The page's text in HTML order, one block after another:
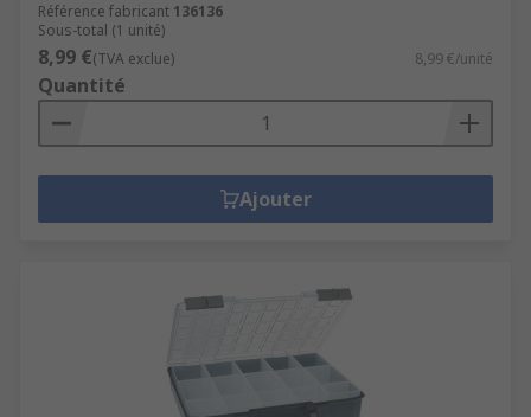
Référence fabricant 136136
Sous-total (1 unité)
8,99 €(TVA exclue) 8,99 €/unité
Quantité
Ajouter